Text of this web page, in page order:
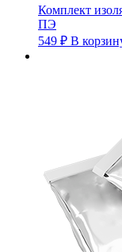
Комплект
ПЭ
549 ₽ В